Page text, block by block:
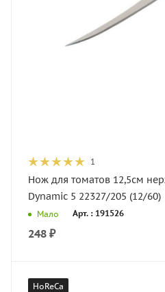
1
Нож для томатов 12,5см
Dynamic 5 22327/205 (12/60)
Мало Арт. : 191526
248 ₽
HoReCa